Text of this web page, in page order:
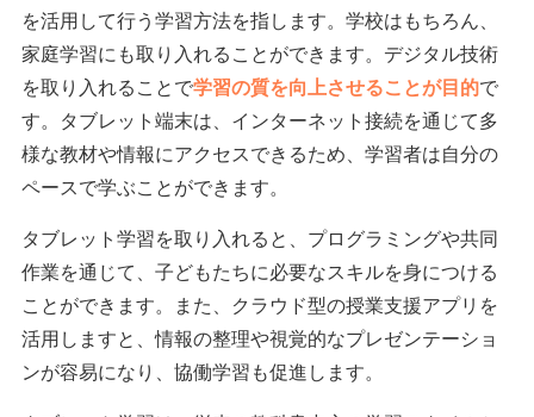
を活用して行う学習方法を指します。学校はもちろん、
家庭学習にも取り入れることができます。デジタル技術
を取り入れることで学習の質を向上させることが目的で
す。タブレット端末は、インターネット接続を通じて多
様な教材や情報にアクセスできるため、学習者は自分の
ペースで学ぶことができます。
タブレット学習を取り入れると、プログラミングや共同
作業を通じて、子どもたちに必要なスキルを身につける
ことができます。また、クラウド型の授業支援アプリを
活用しますと、情報の整理や視覚的なプレゼンテーショ
ンが容易になり、協働学習も促進します。